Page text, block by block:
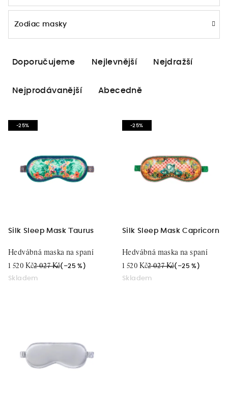
Zodiac masky
Doporučujeme Nejlevnější Nejdražší
Nejprodávanější Abecedně
V
ý
d
u
k
-25%
Silk Sleep Mask Taurus
1 520 Kč2 027 Kč(–25 %)
Skladem
Hedvábná maska na spaní
-25%
Silk Sleep Mask Capricorn
1 520 Kč2 027 Kč(–25 %)
Skladem
Hedvábná maska na spaní